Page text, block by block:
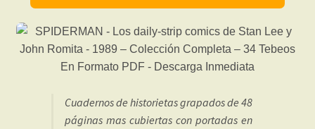
Cuadernos de historietas grapados de 48
páginas mas cubiertas con portadas en